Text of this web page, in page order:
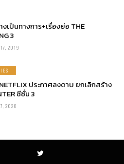
เป็นทางการ+เรื่องย่อ THE
3
17, 2019
ประกาศลงดาบ ยกเลิกสร้าง
ซีซั่น 3
2020